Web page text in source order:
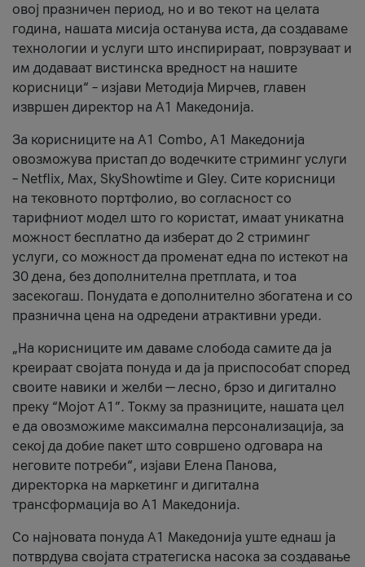
овој празничен период, но и во текот на целата
година, нашата мисија останува иста, да создаваме
технологии и услуги што инспирираат, поврзуваат и
им додаваат вистинска вредност на нашите
корисници“ – изјави Методија Мирчев, главен
извршен директор на А1 Македонија.
За корисниците на A1 Combo, А1 Македонија
овозможува пристап до водечките стриминг услуги
– Netflix, Max, SkyShowtime и Gley. Сите корисници
на тековното портфолио, во согласност со
тарифниот модел што го користат, имаат уникатна
можност бесплатно да изберат до 2 стриминг
услуги, со можност да променат една по истекот на
30 дена, без дополнителна претплата, и тоа
засекогаш. Понудата е дополнително збогатена и со
празнична цена на одредени атрактивни уреди.
„На корисниците им даваме слобода самите да ја
креираат својата понуда и да ја приспособат според
своите навики и желби — лесно, брзо и дигитално
преку “Мојот А1”. Токму за празниците, нашата цел
е да овозможиме максимална персонализација, за
секој да добие пакет што совршено одговара на
неговите потреби“, изјави Елена Панова,
директорка на маркетинг и дигитална
трансформација во А1 Македонија.
Со најновата понуда А1 Македонија уште еднаш ја
потврдува својата стратегиска насока за создавање